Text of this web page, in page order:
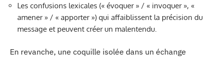
Les confusions lexicales (« évoquer » / « invoquer », «
amener » / « apporter ») qui affaiblissent la précision du
message et peuvent créer un malentendu.
En revanche, une coquille isolée dans un échange